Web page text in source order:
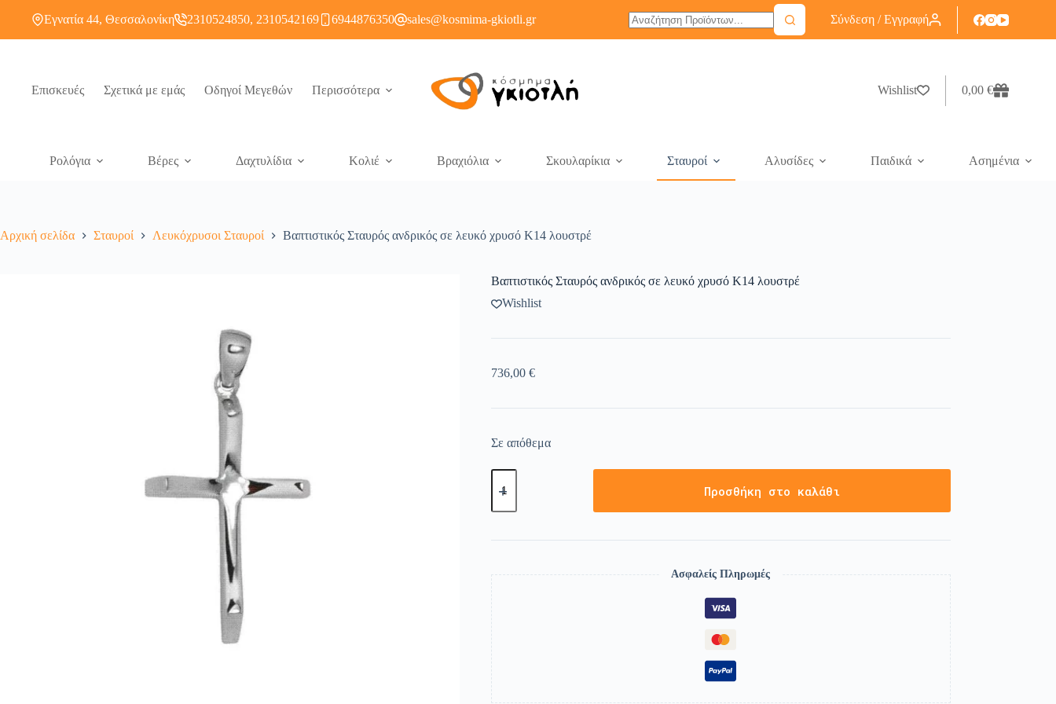
Εγνατία 44, Θεσσαλονίκη 2310524850, 2310542169 6944876350 sales@kosmima-gkiotli.gr Σύνδεση / Εγγραφή
Επισκευές Σχετικά με εμάς Οδηγοί Μεγεθών Περισσότερα Wishlist 0,00 €
Ρολόγια Βέρες Δαχτυλίδια Κολιέ Βραχιόλια Σκουλαρίκια Σταυροί Αλυσίδες Παιδικά Ασημένια
Αρχική σελίδα Σταυροί Λευκόχρυσοι Σταυροί Βαπτιστικός Σταυρός ανδρικός σε λευκό χρυσό Κ14 λουστρέ
Βαπτιστικός Σταυρός ανδρικός σε λευκό χρυσό Κ14 λουστρέ
Wishlist
736,00 €
Σε απόθεμα
Προσθήκη στο καλάθι
Ασφαλείς Πληρωμές